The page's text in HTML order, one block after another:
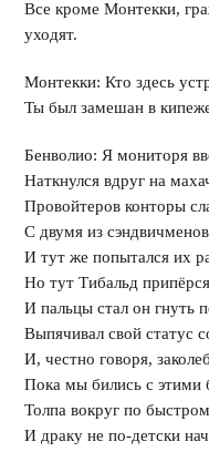
Все кроме Монтекки,
уходят.
Монтекки: Кто здесь
Ты был замешан в
Бенволио: Я мониторя
Наткнулся вдруг на
Провойтеров конторы
С двумя из
И тут же попытался их
Но тут Тибальд
И пальцы стал он гнуть
Выпячивал свой статус
И, честно говоря,
Пока мы бились с этими
Толпа вокруг по
И драку не по-детски